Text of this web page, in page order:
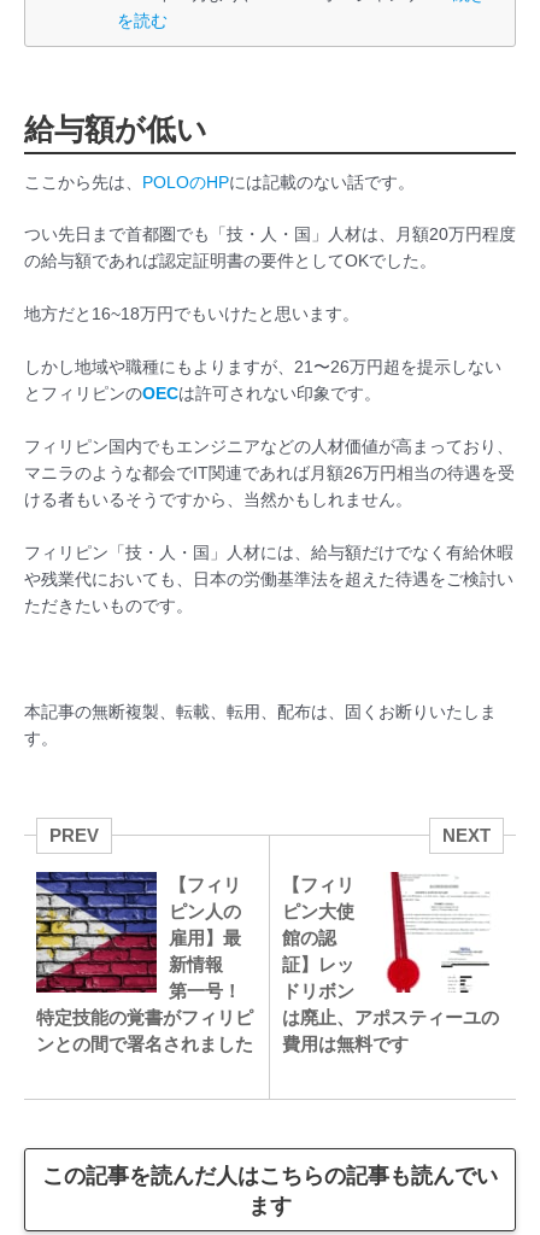
を読む
給与額が低い
ここから先は、 POLOのHPには記載のない話です。
つい先日まで首都圏でも「技・人・国」人材は、月額20万円程度
の給与額であれば認定証明書の要件としてOKでした。
地方だと16~18万円でもいけたと思います。
しかし地域や職種にもよりますが、21〜26万円超を提示しない
とフィリピンのOECは許可されない印象です。
フィリピン国内でもエンジニアなどの人材価値が高まっており、
マニラのような都会でIT関連であれば月額26万円相当の待遇を受
ける者もいるそうですから、当然かもしれません。
フィリピン「技・人・国」人材には、給与額だけでなく有給休暇
や残業代においても、日本の労働基準法を超えた待遇をご検討い
ただきたいものです。
本記事の無断複製、転載、転用、配布は、固くお断りいたしま
す。
PREV
【フィリ
ピン人の
雇用】最
新情報
第一号！
特定技能の覚書がフィリピ
ンとの間で署名されました
NEXT
【フィリ
ピン大使
館の認
証】レッ
ドリボン
は廃止、アポスティーユの
費用は無料です
この記事を読んだ人はこちらの記事も読んでい
ます